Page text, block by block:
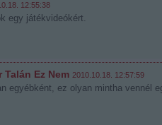
12:55:38
egy játékvideókért.
Ez Nem 2010.10.18. 12:57:59
egyébként, ez olyan mintha vennél